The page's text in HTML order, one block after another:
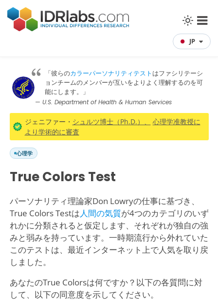
JP
「彼らのカラーパーソナリティテスト はファシリテーシ
ョンチームのメンバーが互いをよりよく理解するのを可
能にします。」
— U.S. Department of Health & Human Services
ジェニファー・ シュルツ博士（Ph.D.）、
心理学准教授に
より学術的に審査
心理学
True Colors Test
パーソナリティ理論家Don Lowryの仕事に基づき、
True Colors Testは人間の気質が4つのカテゴリのいず
れかに分類されると仮定します、それぞれが独自の強
みと弱みを持っています。一時期流行から外れていた
このテストは、最近インターネット上で人気を取り戻
しました。
あなたのTrue Colorsは何ですか？以下の各質問に対
して、以下の同意度を示してください。